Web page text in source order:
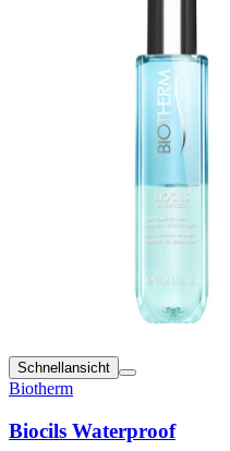
Schnellansicht
Biotherm
Biocils Waterproof